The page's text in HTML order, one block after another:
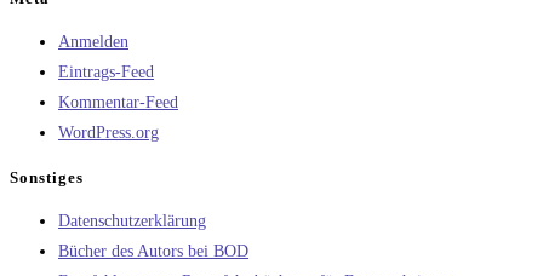
Anmelden
Eintrags-Feed
Kommentar-Feed
WordPress.org
Sonstiges
Datenschutzerklärung
Bücher des Autors bei BOD